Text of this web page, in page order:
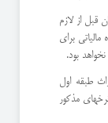
قبل از لازم
پرونده مالیاتی برای
بود.
طبقه اول
مذکور